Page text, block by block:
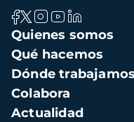
Navegación
principal
Quienes somos
Qué hacemos
Dónde trabajamos
Colabora
Actualidad